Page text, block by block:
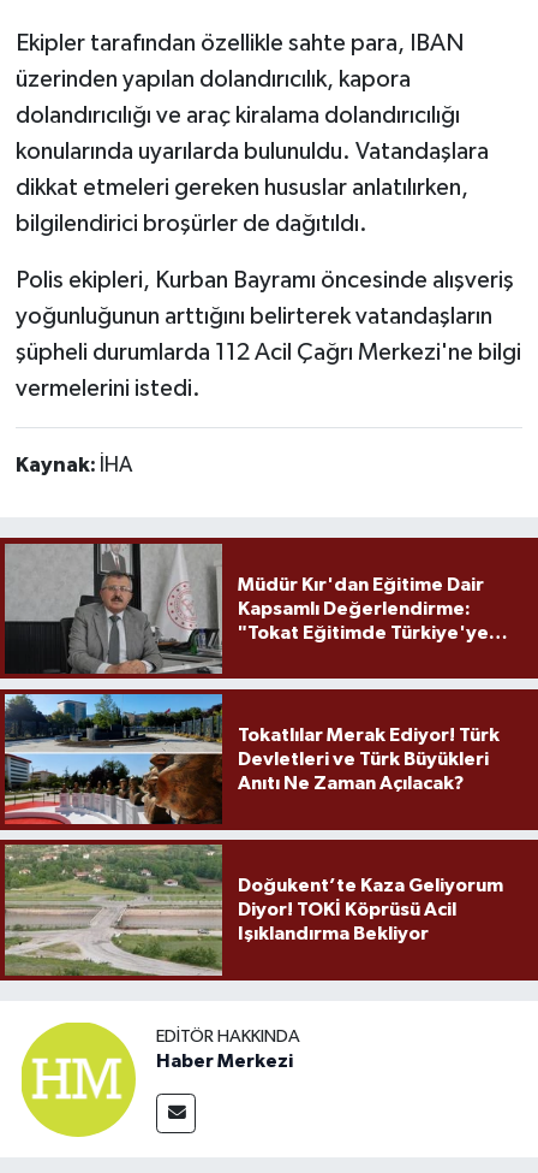
Ekipler tarafından özellikle sahte para, IBAN
üzerinden yapılan dolandırıcılık, kapora
dolandırıcılığı ve araç kiralama dolandırıcılığı
konularında uyarılarda bulunuldu. Vatandaşlara
dikkat etmeleri gereken hususlar anlatılırken,
bilgilendirici broşürler de dağıtıldı.
Polis ekipleri, Kurban Bayramı öncesinde alışveriş
yoğunluğunun arttığını belirterek vatandaşların
şüpheli durumlarda 112 Acil Çağrı Merkezi'ne bilgi
vermelerini istedi.
Kaynak: İHA
Müdür Kır'dan Eğitime Dair
Kapsamlı Değerlendirme:
"Tokat Eğitimde Türkiye'ye
Tokatlılar Merak Ediyor! Türk
Devletleri ve Türk Büyükleri
Anıtı Ne Zaman Açılacak?
Doğukent’te Kaza Geliyorum
Diyor! TOKİ Köprüsü Acil
Işıklandırma Bekliyor
EDITÖR HAKKINDA
Haber Merkezi